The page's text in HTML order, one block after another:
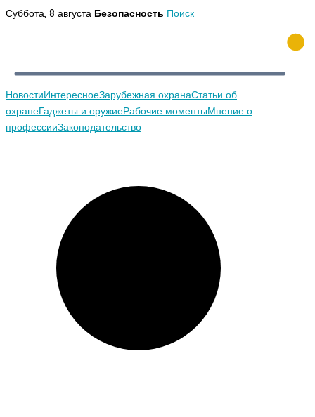
Перейти
Суббота, 8 августа Безопасность Поиск
НовостиИнтересноеЗарубежная охранаСтатьи об
охранеГаджеты и оружиеРабочие моментыМнение о
профессииЗаконодательство